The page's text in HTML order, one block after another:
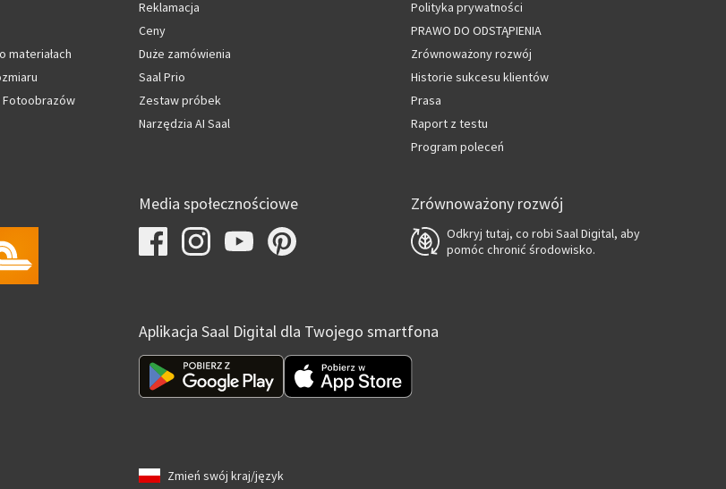
materiałach
Reklamacja
Ceny
Duże zamówienia
Saal Prio
Zestaw próbek
Narzędzia AI Saal
Polityka prywatności
PRAWO DO ODSTĄPIENIA
Zrównoważony rozwój
Historie sukcesu klientów
Prasa
Raport z testu
Program poleceń
Media społecznościowe Zrównoważony rozwój
Odkryj tutaj, co robi Saal Digital, aby
pomóc chronić środowisko.
Aplikacja Saal Digital dla Twojego smartfona
Zmień swój kraj/język